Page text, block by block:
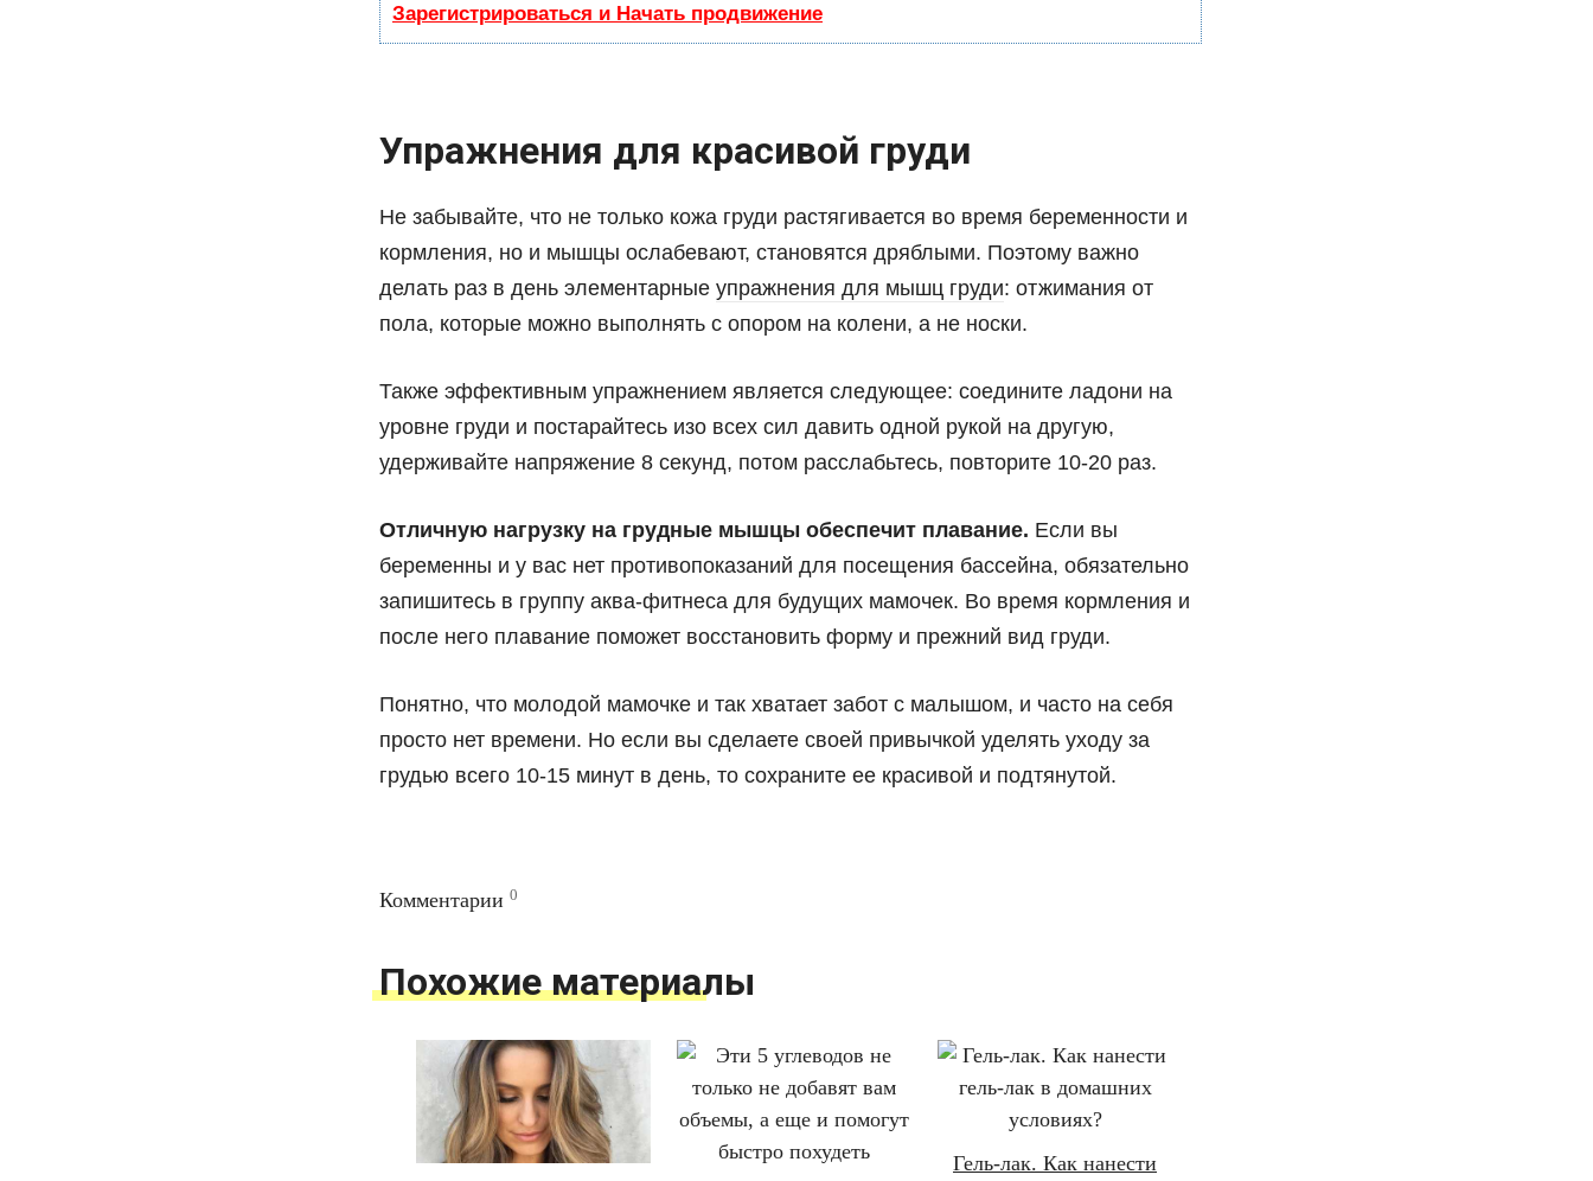
Зарегистрироваться и Начать продвижение
Упражнения для красивой груди
Не забывайте, что не только кожа груди растягивается во время беременности и
кормления, но и мышцы ослабевают, становятся дряблыми. Поэтому важно
делать раз в день элементарные упражнения для мышц груди: отжимания от
пола, которые можно выполнять с опором на колени, а не носки.
Также эффективным упражнением является следующее: соедините ладони на
уровне груди и постарайтесь изо всех сил давить одной рукой на другую,
удерживайте напряжение 8 секунд, потом расслабьтесь, повторите 10-20 раз.
Отличную нагрузку на грудные мышцы обеспечит плавание. Если вы
беременны и у вас нет противопоказаний для посещения бассейна, обязательно
запишитесь в группу аква-фитнеса для будущих мамочек. Во время кормления и
после него плавание поможет восстановить форму и прежний вид груди.
Понятно, что молодой мамочке и так хватает забот с малышом, и часто на себя
просто нет времени. Но если вы сделаете своей привычкой уделять уходу за
грудью всего 10-15 минут в день, то сохраните ее красивой и подтянутой.
Комментарии 0
Похожие материалы
Гель-лак. Как нанести